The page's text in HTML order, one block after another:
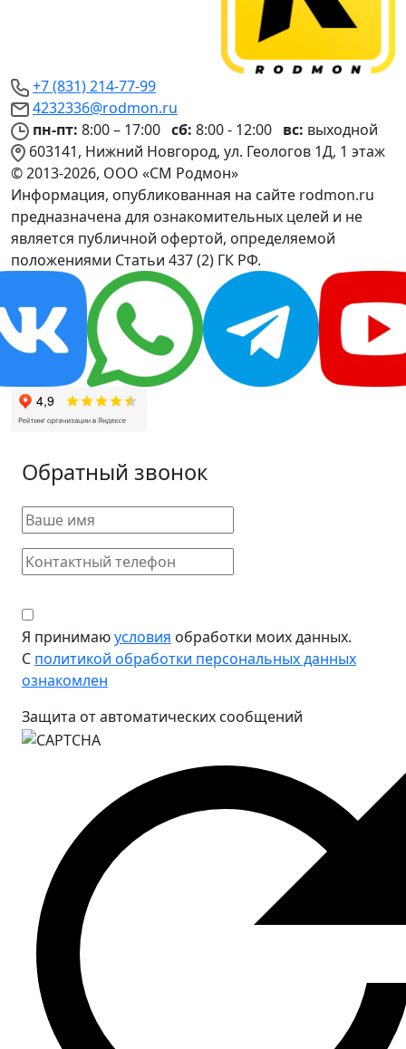
+7 (831) 214-77-99
4232336@rodmon.ru
пн-пт: 8:00 – 17:00 сб: 8:00 - 12:00 вс: выходной
603141, Нижний Новгород, ул. Геологов 1Д, 1 этаж
© 2013-2026, ООО «СМ Родмон»
Информация, опубликованная на сайте rodmon.ru
предназначена для ознакомительных целей и не
является публичной офертой, определяемой
положениями Статьи 437 (2) ГК РФ.
Обратный звонок
Я принимаюусловия обработки моих данных.
С политикой обработки персональных данных
ознакомлен
Защита от автоматических сообщений